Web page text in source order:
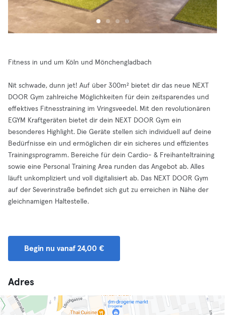
Fitness in und um Köln und Mönchengladbach
Nit schwade, dunn jet! Auf über 300m² bietet dir das neue NEXT
DOOR Gym zahlreiche Möglichkeiten für dein zeitsparendes und
effektives Fitnesstraining im Vringsveedel. Mit den revolutionären
EGYM Kraftgeräten bietet dir dein NEXT DOOR Gym ein
besonderes Highlight. Die Geräte stellen sich individuell auf deine
Bedürfnisse ein und ermöglichen dir ein sicheres und effizientes
Trainingsprogramm. Bereiche für dein Cardio- & Freihanteltraining
sowie eine Personal Training Area runden das Angebot ab. Alles
läuft unkompliziert und voll digitalisiert ab. Das NEXT DOOR Gym
auf der Severinstraße befindet sich gut zu erreichen in Nähe der
gleichnamigen Haltestelle.
Begin nu vanaf 24,00 €
Adres